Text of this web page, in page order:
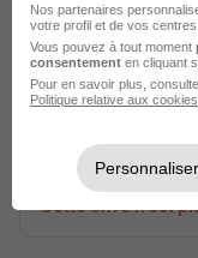
Electricien
Phénix Emploi
Gray - 70 Intérim
Cette offre n’est
Nos partenaires
votre profil et de vos centres
Vous pouvez à tout moment
consentement en cliquant
Pour en savoir plus,
Politique relative aux cookies